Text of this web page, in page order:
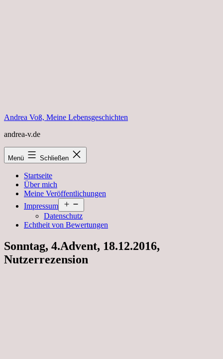
Andrea Voß, Meine Lebensgeschichten
andrea-v.de
Menü Schließen
Startseite
Über mich
Meine Veröffentlichungen
Impressum
öffnen
Datenschutz
Echtheit von Bewertungen
Sonntag, 4.Advent, 18.12.2016,
Nutzerrezension